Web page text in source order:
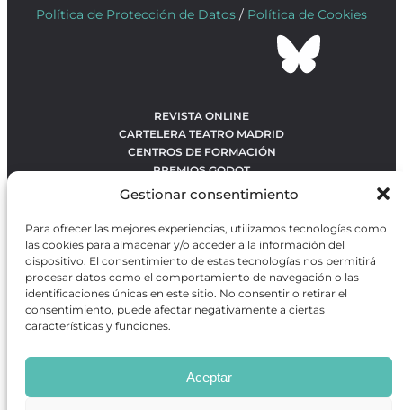
Gestionar consentimiento
Para ofrecer las mejores experiencias, utilizamos tecnologías como
las cookies para almacenar y/o acceder a la información del
dispositivo. El consentimiento de estas tecnologías nos permitirá
procesar datos como el comportamiento de navegación o las
identificaciones únicas en este sitio. No consentir o retirar el
consentimiento, puede afectar negativamente a ciertas
características y funciones.
Aceptar
Política de Protección de Datos / Política de Cookies
REVISTA ONLINE
CARTELERA TEATRO MADRID
CENTROS DE FORMACIÓN
PREMIOS GODOT
CONTACTO
OBRAS MÁS VOTADAS
RANKING MEJORES OBRAS
BÚSQUEDA AVANZADA DE OBRAS
Revista GODOTes una revista independiente especializada
en información sobre artes escénicas de Madrid, gratuita y
que se distribuye en espacios escénicos, además de otros
puntos de interés turístico y de ocio de la capital.